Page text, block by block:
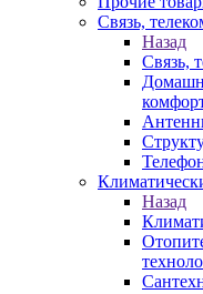
Связь,
Назад
Связь,
Назад